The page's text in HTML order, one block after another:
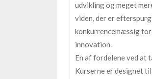
udvikling og meget
viden, der er
konkurrencemæssig
innovation.
En af fordelene ved at
Kurserne er designet